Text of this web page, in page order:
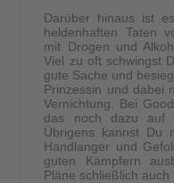
Darüber hinaus ist
heldenhaften Taten
mit Drogen und
Viel zu oft schwingst
gute Sache und
Prinzessin und dabei
Vernichtung. Bei
das noch dazu auf
Übrigens kannst Du
Handlanger und
guten Kämpfern
Pläne schließlich auch